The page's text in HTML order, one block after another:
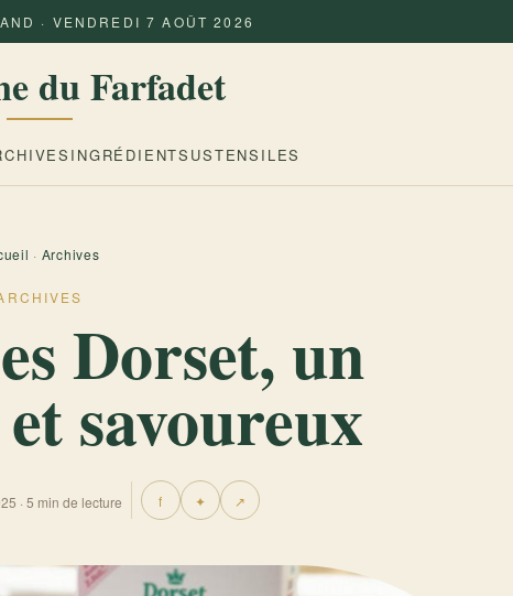
· VENDREDI 7 AOÛT 2026
du Farfadet
INGRÉDIENTS USTENSILES
· Archives
Dorset, un
savoureux
· 5 min de lecture f ✦ ↗